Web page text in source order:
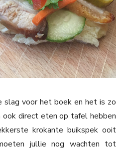
slag voor het boek en het is zo
ook direct eten op tafel hebben
krokante buikspek ooit
jullie nog wachten tot